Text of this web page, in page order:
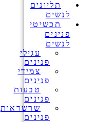
תליונים
לנשים
תכשיטי
פנינים
לנשים
עגילי
פנינים
צמידי
פנינים
טבעות
פנינים
שרשראות
פנינים